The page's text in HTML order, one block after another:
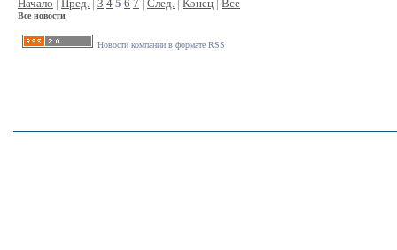
Начало | Пред. | 3 4 5 6 7 | След. | Конец | Все
Все новости
Новости компании в формате RSS